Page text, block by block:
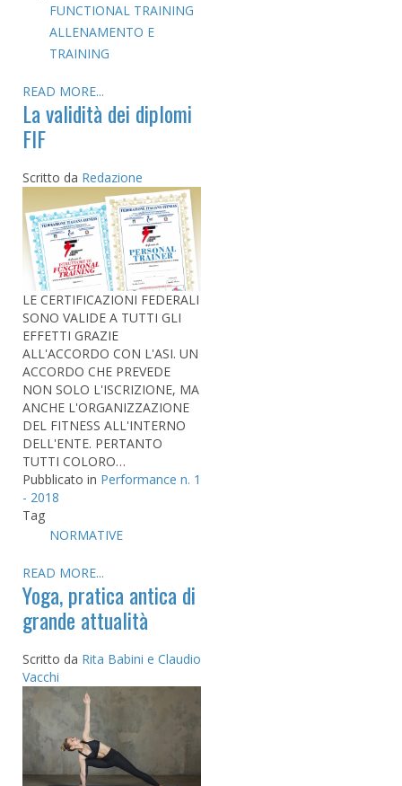
FUNCTIONAL TRAINING
ALLENAMENTO E
TRAINING
READ MORE...
La validità dei diplomi
FIF
Scritto da Redazione
LE CERTIFICAZIONI FEDERALI
SONO VALIDE A TUTTI GLI
EFFETTI GRAZIE
ALL'ACCORDO CON L'ASI. UN
ACCORDO CHE PREVEDE
NON SOLO L'ISCRIZIONE, MA
ANCHE L'ORGANIZZAZIONE
DEL FITNESS ALL'INTERNO
DELL'ENTE. PERTANTO
TUTTI COLORO…
Pubblicato in Performance n. 1
- 2018
Tag
NORMATIVE
READ MORE...
Yoga, pratica antica di
grande attualità
Scritto da Rita Babini e Claudio
Vacchi